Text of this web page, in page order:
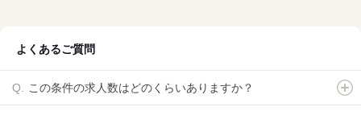
よくあるご質問
この条件の求人数はどのくらいありますか？